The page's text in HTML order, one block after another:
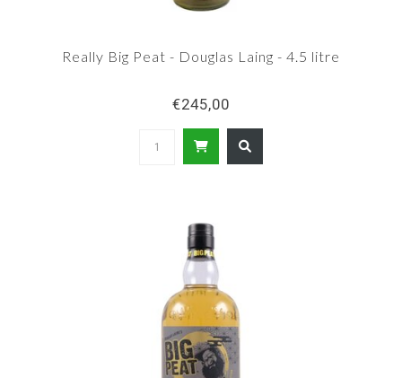
Really Big Peat - Douglas Laing - 4.5 litre
€245,00